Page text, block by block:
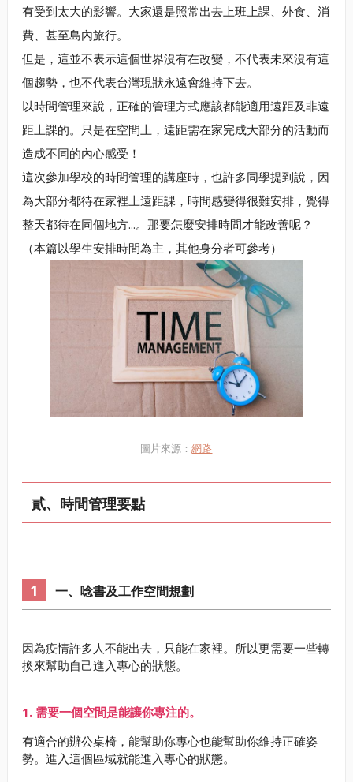
有受到太大的影響。大家還是照常出去上班上課、外食、消
費、甚至島內旅行。
但是，這並不表示這個世界沒有在改變，不代表未來沒有這
個趨勢，也不代表台灣現狀永遠會維持下去。
以時間管理來說，正確的管理方式應該都能適用遠距及非遠
距上課的。只是在空間上，遠距需在家完成大部分的活動而
造成不同的內心感受！
這次參加學校的時間管理的講座時，也許多同學提到說，因
為大部分都待在家裡上遠距課，時間感變得很難安排，覺得
整天都待在同個地方...。那要怎麼安排時間才能改善呢？
（本篇以學生安排時間為主，其他身分者可參考）
圖片來源：網路
貳、時間管理要點
一、唸書及工作空間規劃
因為疫情許多人不能出去，只能在家裡。所以更需要一些轉
換來幫助自己進入專心的狀態。
1. 需要一個空間是能讓你專注的。
有適合的辦公桌椅，能幫助你專心也能幫助你維持正確姿
勢。進入這個區域就能進入專心的狀態。